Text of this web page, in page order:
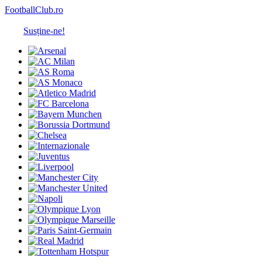
FootballClub.ro
Susține-ne!